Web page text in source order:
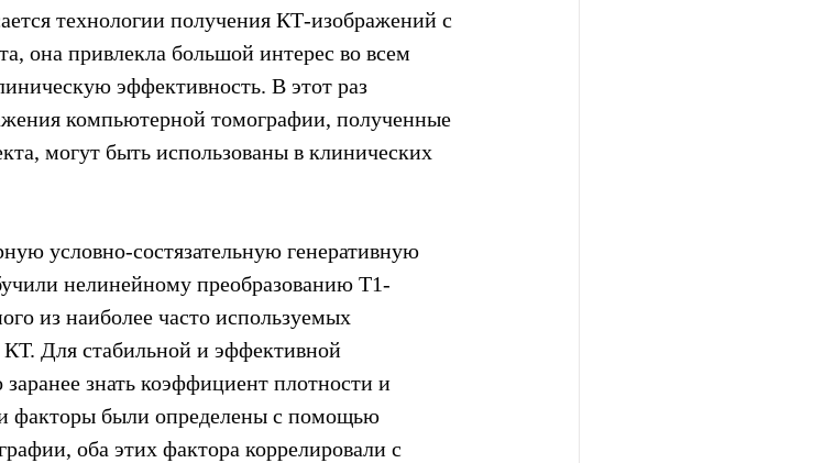
технологии получения КТ-изображений с
она привлекла большой интерес во всем
эффективность. В этот раз
компьютерной томографии, полученные
могут быть использованы в клинических
условно-состязательную генеративную
нелинейному преобразованию T1-
из наиболее часто используемых
Для стабильной и эффективной
знать коэффициент плотности и
факторы были определены с помощью
оба этих фактора коррелировали с